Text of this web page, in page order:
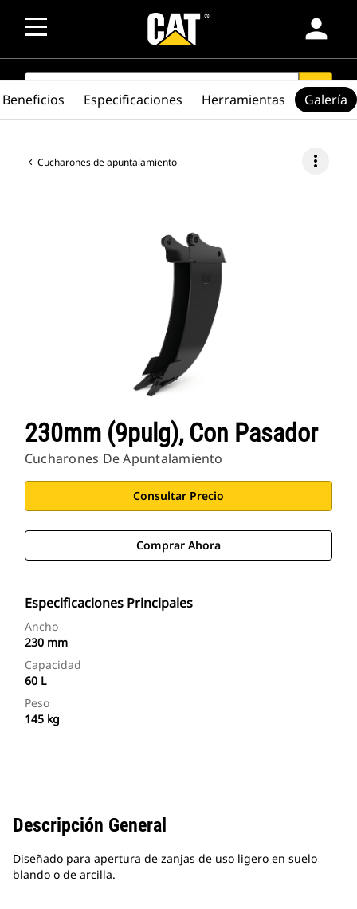
person
SEARCH search
Cucharones de apuntalamiento more_vert
230mm (9pulg), Con Pasador
Cucharones De Apuntalamiento
Consultar Precio
Comprar Ahora
Especificaciones Principales
Ancho
230 mm
Capacidad
60 L
Peso
145 kg
Beneficios Especificaciones Herramientas Galería
Descripción General
Diseñado para apertura de zanjas de uso ligero en suelo
blando o de arcilla.